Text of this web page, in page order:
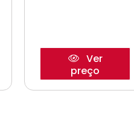
Ver
preço